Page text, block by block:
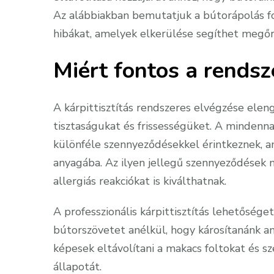
Az alábbiakban bemutatjuk a bútorápolás
hibákat, amelyek elkerülése segíthet
Miért fontos a
A kárpittisztítás rendszeres elvégzése
tisztaságukat és frissességüket. A
különféle szennyeződésekkel érintkeznek,
anyagába. Az ilyen jellegű
allergiás reakciókat is kiválthatnak.
A professzionális kárpittisztítás
bútorszövetet anélkül, hogy károsítanánk
képesek eltávolítani a makacs foltokat és
állapotát.